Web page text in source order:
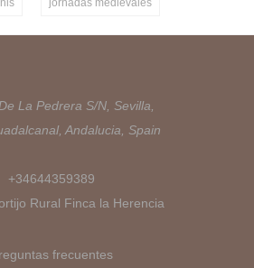
jornadas medievales
La Pedrera S/N, Sevilla,
Andalucia, Spain
+34644359389
Rural Finca la Herencia
frecuentes